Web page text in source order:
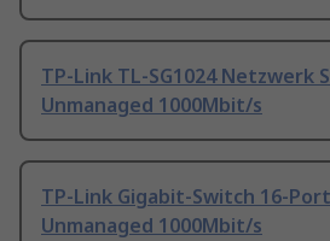
TP-Link TL-SG1024 Netzwerk
Unmanaged 1000Mbit/s
TP-Link Gigabit-Switch 16-
Unmanaged 1000Mbit/s